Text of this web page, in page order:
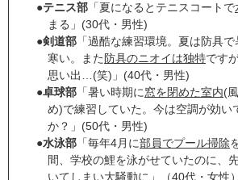
●テニス部 「夏になるとテニスコートで
まる」(30代・男性)
●剣道部 「過酷な練習環境。夏は防具
寒い。また防具のニオイは独特です
思い出…(笑)」(40代・男性)
●卓球部 「暑い時期に窓を閉めた室内(
め)で練習していた。今は空調が効い
か？」(50代・男性)
●水泳部 「毎年4月に部員でプール掃除
間、学校の鯉を泳がせていたのに、
いてしまい大騒動に」（40代・女性）